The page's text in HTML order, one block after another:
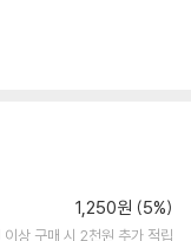
1,250원 (5%)
이상 구매 시 2천원 추가 적립